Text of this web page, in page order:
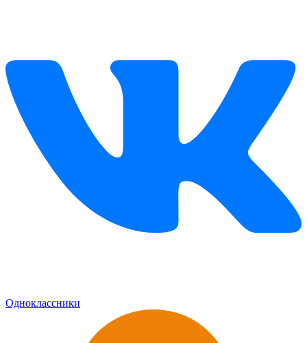
Одноклассники